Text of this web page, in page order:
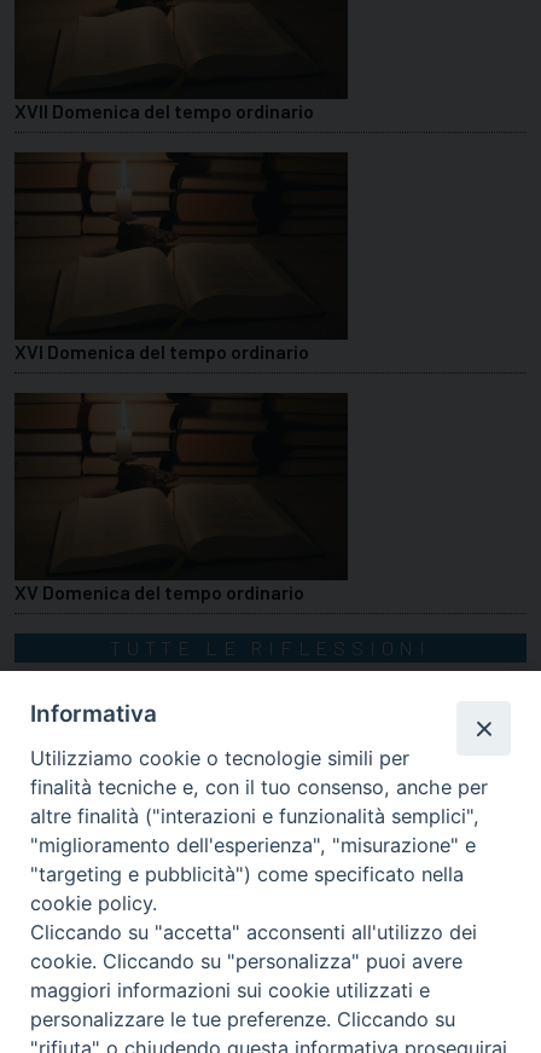
XVII Domenica del tempo ordinario
XVI Domenica del tempo ordinario
XV Domenica del tempo ordinario
TUTTE LE RIFLESSIONI
via Amedeo Rossi, 28 - 12100 Cuneo
segreteriagenerale@diocesicuneofossano.it
c.f. 96017380047
Informativa
Utilizziamo cookie o tecnologie simili per
finalità tecniche e, con il tuo consenso, anche per
altre finalità ("interazioni e funzionalità semplici",
"miglioramento dell'esperienza", "misurazione" e
"targeting e pubblicità") come specificato nella
cookie policy.
Cliccando su "accetta" acconsenti all'utilizzo dei
cookie. Cliccando su "personalizza" puoi avere
maggiori informazioni sui cookie utilizzati e
personalizzare le tue preferenze. Cliccando su